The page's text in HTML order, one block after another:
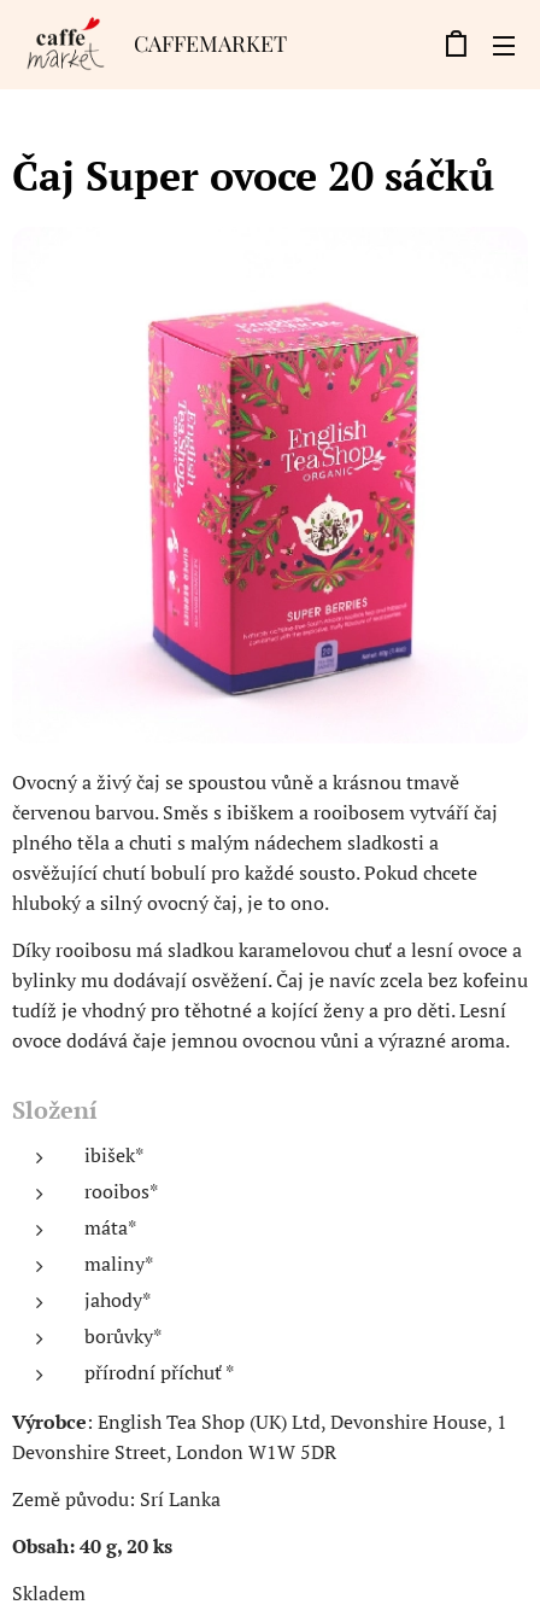
CAFFEMARKET
Čaj Super ovoce 20 sáčků
Ovocný a živý čaj se spoustou vůně a krásnou tmavě
červenou barvou. Směs s ibiškem a rooibosem vytváří čaj
plného těla a chuti s malým nádechem sladkosti a
osvěžující chutí bobulí pro každé sousto. Pokud chcete
hluboký a silný ovocný čaj, je to ono.
Díky rooibosu má sladkou karamelovou chuť a lesní ovoce a
bylinky mu dodávají osvěžení. Čaj je navíc zcela bez kofeinu
tudíž je vhodný pro těhotné a kojící ženy a pro děti. Lesní
ovoce dodává čaje jemnou ovocnou vůni a výrazné aroma.
Složení
ibišek*
rooibos*
máta*
maliny*
jahody*
borůvky*
přírodní příchuť *
Výrobce: English Tea Shop (UK) Ltd, Devonshire House, 1
Devonshire Street, London W1W 5DR
Země původu: Srí Lanka
Obsah: 40 g, 20 ks
Skladem